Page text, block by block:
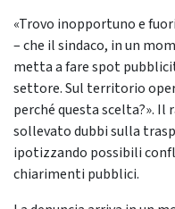
«Trovo inopportuno e
– che il sindaco, in un
metta a fare spot
settore. Sul territorio
perché questa scelta?».
sollevato dubbi sulla
ipotizzando possibili
chiarimenti pubblici.